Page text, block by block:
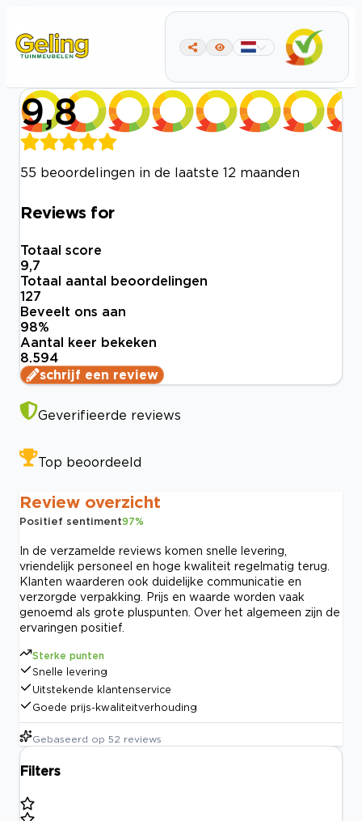
9,8
55 beoordelingen in de laatste 12 maanden
Reviews for
Totaal score
9,7
Totaal aantal beoordelingen
127
Beveelt ons aan
98%
Aantal keer bekeken
8.594
schrijf een review
Geverifieerde reviews
Top beoordeeld
Review overzicht
Positief sentiment97%
In de verzamelde reviews komen snelle levering,
vriendelijk personeel en hoge kwaliteit regelmatig terug.
Klanten waarderen ook duidelijke communicatie en
verzorgde verpakking. Prijs en waarde worden vaak
genoemd als grote pluspunten. Over het algemeen zijn de
ervaringen positief.
Sterke punten
Snelle levering
Uitstekende klantenservice
Goede prijs-kwaliteitverhouding
Gebaseerd op 52 reviews
Filters